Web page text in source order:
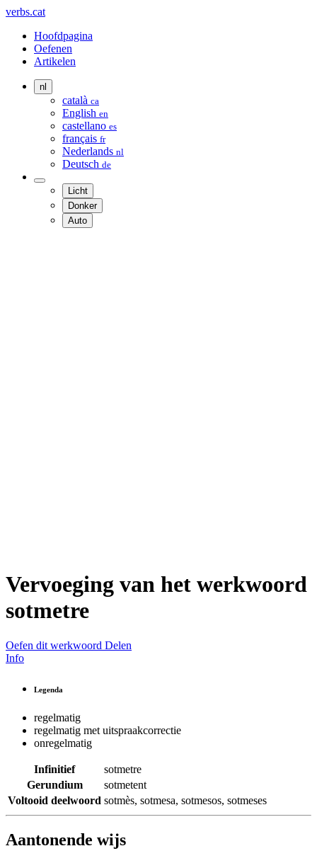
verbs.cat
Hoofdpagina
Oefenen
Artikelen
nl
català ca
English en
castellano es
français fr
Nederlands nl
Deutsch de
Licht
Donker
Auto
Vervoeging van het werkwoord
sotmetre
Oefen dit werkwoord Delen
Info
Legenda
regelmatig
regelmatig met uitspraakcorrectie
onregelmatig
Infinitief
sotmetre
Gerundium
sotmetent
Voltooid deelwoord sotmès, sotmesa, sotmesos, sotmeses
Aantonende wijs